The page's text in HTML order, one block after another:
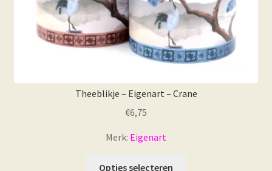
Theeblikje – Eigenart – Crane
€6,75
Merk: Eigenart
Opties selecteren